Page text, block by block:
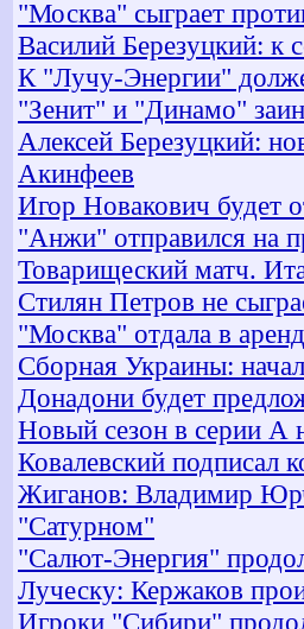
"Москва" сыграет
Василий Березуцкий:
К "Лучу-Энергии"
"Зенит" и "Динамо"
Алексей Березуцкий:
Акинфеев
Игор Новакович будет
"Анжи" отправился на
Товарищеский матч.
Стилян Петров не
"Москва" отдала в
Сборная Украины:
Донадони будет
Новый сезон в серии А
Ковалевский подписал
Жиганов: Владимир
"Сатурном"
"Салют-Энергия"
Луческу: Кержаков
Игроки "Сибири"